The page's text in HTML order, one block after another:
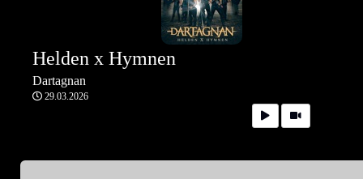
Helden x Hymnen
Dartagnan
29.03.2026